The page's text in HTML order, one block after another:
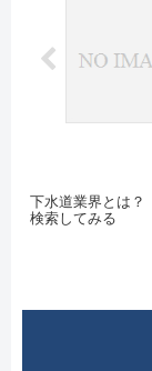
下水道業界とは
検索してみる